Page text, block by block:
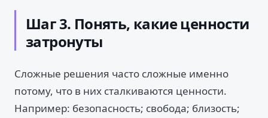
Шаг 3. Понять, какие ценности
затронуты
Сложные решения часто сложные именно
потому, что в них сталкиваются ценности.
Например: безопасность; свобода; близость;